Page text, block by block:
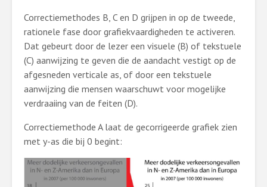
Correctiemethodes B, C en D grijpen in op de tweede,
rationele fase door grafiekvaardigheden te activeren.
Dat gebeurt door de lezer een visuele (B) of tekstuele
(C) aanwijzing te geven die de aandacht vestigt op de
afgesneden verticale as, of door een tekstuele
aanwijzing die mensen waarschuwt voor mogelijke
verdraaiing van de feiten (D).
Correctiemethode A laat de gecorrigeerde grafiek zien
met y-as die bij 0 begint: